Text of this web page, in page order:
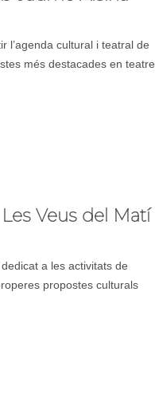
l’agenda cultural i teatral de
més destacades en teatre
Veus del Matí
a les activitats de
propostes culturals